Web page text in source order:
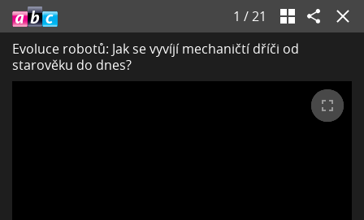
1 /21
Evoluce robotů: Jak se vyvíjí mechaničtí dříči od
starověku do dnes?